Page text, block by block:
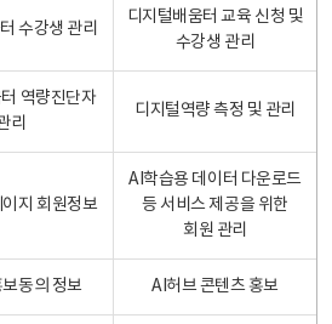
수강생 관리
디지털배움터 교육 신청 및
수강생 관리
역량진단자
리
디지털역량 측정 및 관리
지 회원정보
AI학습용 데이터 다운로드
등 서비스 제공을 위한
회원 관리
동의 정보 AI허브 콘텐츠 홍보